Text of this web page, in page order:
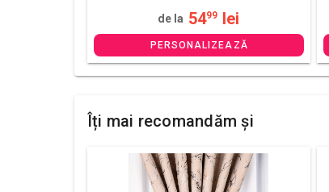
de la 5499 lei
PERSONALIZEAZĂ
Îți mai recomandăm și